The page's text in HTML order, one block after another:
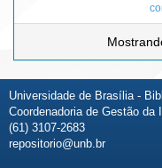
Universidade de Brasília -
Coordenadoria de Gestão da
(61) 3107-2683
repositorio@unb.br